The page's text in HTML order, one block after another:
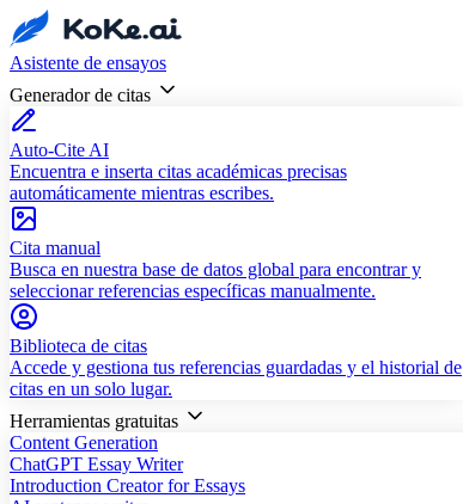
Asistente de ensayos
Generador de citas
Auto-Cite AI
Encuentra e inserta citas académicas precisas
automáticamente mientras escribes.
Cita manual
Busca en nuestra base de datos global para encontrar y
seleccionar referencias específicas manualmente.
Biblioteca de citas
Accede y gestiona tus referencias guardadas y el historial de
citas en un solo lugar.
Herramientas gratuitas
Content Generation
ChatGPT Essay Writer
Introduction Creator for Essays